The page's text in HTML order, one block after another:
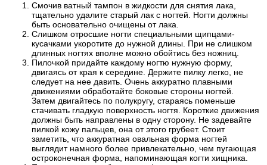
Смочив ватный тампон в жидкости для снятия лака,
тщательно удалите старый лак с ногтей. Ногти должны
быть основательно очищены от лака.
Слишком отросшие ногти специальными щипцами-
кусачками укоротите до нужной длины. При не слишком
длинных ногтях вполне можно обойтись без ножниц.
Пилочкой придайте каждому ногтю нужную форму,
двигаясь от края к середине. Держите пилку легко, не
следует на нее давить. Очень аккуратно плавными
движениями обработайте боковые стороны ногтей.
Затем двигайтесь по полукругу, стараясь поменьше
стачивать гладкую поверхность ногтя. Короткие движения
должны быть направлены в одну сторону. Не задевайте
пилкой кожу пальцев, она от этого грубеет. Стоит
заметить, что аккуратная овальная форма ногтей
выглядит намного более привлекательно, чем пугающая
остроконечная форма, напоминающая когти хищника.